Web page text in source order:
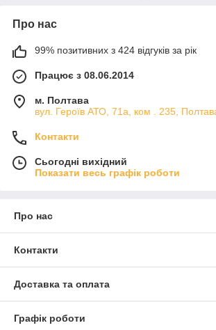
Про нас
99% позитивних з 424 відгуків за рік
Працює з 08.06.2014
м. Полтава
вул. Героїв АТО, 71а, ком . 235,
Контакти
Сьогодні вихідний
Показати весь графік роботи
Про нас
Контакти
Доставка та оплата
Графік роботи